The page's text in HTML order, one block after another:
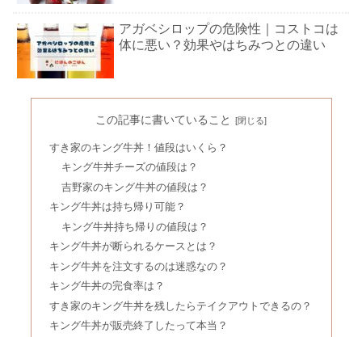
アガベシロップの危険性｜コストコは
体に悪い？効果やはちみつとの違い
MCTオイルが合わない人｜デメリット
＆脱白髪は嘘？使い方の危険性
白油は体に悪い＆太る？
黒烏龍茶飲み続けた結果｜カフェイン
＆烏龍茶の違いは？飲み過ぎNG？
レモン水を飲み続けると？作り方＆作
この記事に書いていること
すき家のキング牛丼！値段はいくら？
キング牛丼チーズの値段は？
吉野家のキング牛丼の値段は？
キング牛丼は持ち帰り可能？
キング牛丼持ち帰りの値段は？
キング牛丼が断られるケースとは？
キング牛丼を注文するのは迷惑なの？
キング牛丼の完食率は？
すき家のキング牛丼を残したらテイクアウトできるの？
キング牛丼が販売終了したって本当？